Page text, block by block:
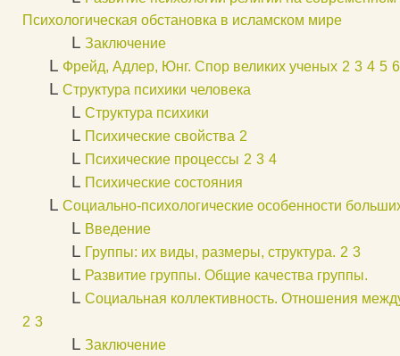
Психологическая обстановка в исламском мире
L Заключение
L Фрейд, Адлер, Юнг. Спор великих ученых 2 3 4 5 6
L Структура психики человека
L Структура психики
L Психические свойства 2
L Психические процессы 2 3 4
L Психические состояния
L Социально-психологические особенности
L Введение
L Группы: их виды, размеры, структура. 2 3
L Развитие группы. Общие качества группы.
L Социальная коллективность. Отношения
2 3
L Заключение